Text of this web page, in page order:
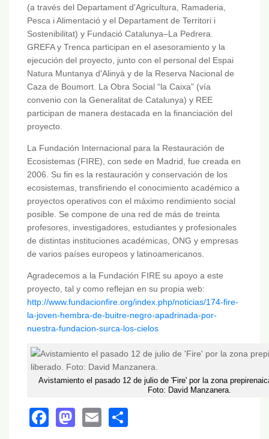
(a través del Departament d'Agricultura, Ramaderia,
Pesca i Alimentació y el Departament de Territori i
Sostenibilitat) y Fundació Catalunya–La Pedrera.
GREFA y Trenca participan en el asesoramiento y la
ejecución del proyecto, junto con el personal del Espai
Natura Muntanya d'Alinyà y de la Reserva Nacional de
Caza de Boumort. La Obra Social “la Caixa” (vía
convenio con la Generalitat de Catalunya) y REE
participan de manera destacada en la financiación del
proyecto.
La Fundación Internacional para la Restauración de
Ecosistemas (FIRE), con sede en Madrid, fue creada en
2006. Su fin es la restauración y conservación de los
ecosistemas, transfiriendo el conocimiento académico a
proyectos operativos con el máximo rendimiento social
posible. Se compone de una red de más de treinta
profesores, investigadores, estudiantes y profesionales
de distintas instituciones académicas, ONG y empresas
de varios países europeos y latinoamericanos.
Agradecemos a la Fundación FIRE su apoyo a este
proyecto, tal y como reflejan en su propia web:
http://www.fundacionfire.org/index.php/noticias/174-fire-
la-joven-hembra-de-buitre-negro-apadrinada-por-
nuestra-fundacion-surca-los-cielos
Avistamiento el pasado 12 de julio de 'Fire' por la zona
Foto: David Manzanera.
Facebook
Mastodon
Email